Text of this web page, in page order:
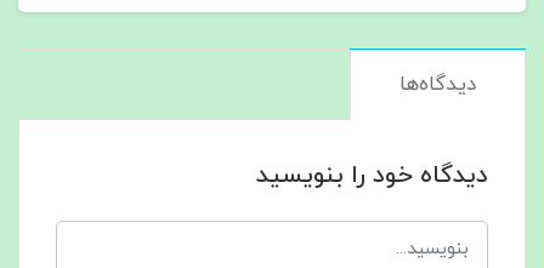
دیدگاه‌ها
دیدگاه خود را بنویسید